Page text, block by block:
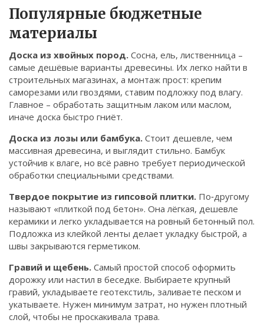
© 2026. Все права защищены.
Популярные бюджетные
материалы
Доска из хвойных пород. Сосна, ель, лиственница –
самые дешёвые варианты древесины. Их легко найти в
строительных магазинах, а монтаж прост: крепим
саморезами или гвоздями, ставим подложку под влагу.
Главное – обработать защитным лаком или маслом,
иначе доска быстро гниёт.
Доска из лозы или бамбука. Стоит дешевле, чем
массивная древесина, и выглядит стильно. Бамбук
устойчив к влаге, но всё равно требует периодической
обработки специальными средствами.
Твердое покрытие из гипсовой плитки. По‑другому
называют «плиткой под бетон». Она лёгкая, дешевле
керамики и легко укладывается на ровный бетонный пол.
Подложка из клейкой ленты делает укладку быстрой, а
швы закрываются герметиком.
Гравий и щебень. Самый простой способ оформить
дорожку или настил в беседке. Выбираете крупный
гравий, укладываете геотекстиль, заливаете песком и
укатываете. Нужен минимум затрат, но нужен плотный
слой, чтобы не проскакивала трава.